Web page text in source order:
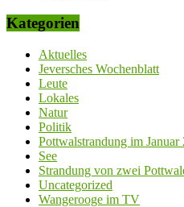
Kategorien
Aktuelles
Jeversches Wochenblatt
Leute
Lokales
Natur
Politik
Pottwalstrandung im Januar
See
Strandung von zwei
Uncategorized
Wangerooge im TV